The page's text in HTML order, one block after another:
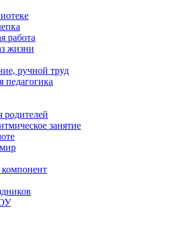
работа
жизни
ручной труд
педагогика
родителей
занятие